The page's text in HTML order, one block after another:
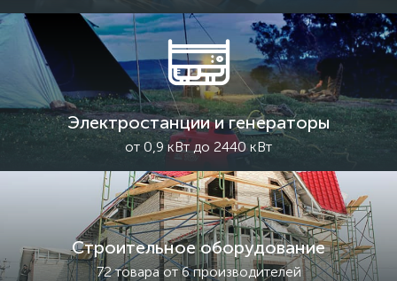
Электростанции и генераторы
от 0,9 кВт до 2440 кВт
Строительное оборудование
72 товара от 6 производителей